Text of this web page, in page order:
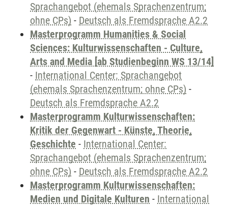
Sprachangebot (ehemals Sprachenzentrum;
ohne CPs) - Deutsch als Fremdsprache A2.2
Masterprogramm Humanities & Social
Sciences: Kulturwissenschaften - Culture,
Arts and Media [ab Studienbeginn WS 13/14]
- International Center: Sprachangebot
(ehemals Sprachenzentrum; ohne CPs) -
Deutsch als Fremdsprache A2.2
Masterprogramm Kulturwissenschaften:
Kritik der Gegenwart - Künste, Theorie,
Geschichte - International Center:
Sprachangebot (ehemals Sprachenzentrum;
ohne CPs) - Deutsch als Fremdsprache A2.2
Masterprogramm Kulturwissenschaften:
Medien und Digitale Kulturen - International